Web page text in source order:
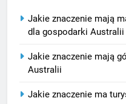
Jakie znaczenie mają
dla gospodarki Australii
Jakie znaczenie mają
Australii
Jakie znaczenie ma